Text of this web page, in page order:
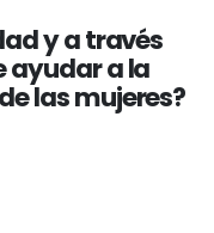
y a través
ayudar a la
las mujeres?